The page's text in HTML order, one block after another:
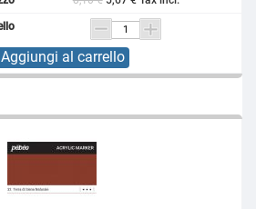
Aggiungi al carrello